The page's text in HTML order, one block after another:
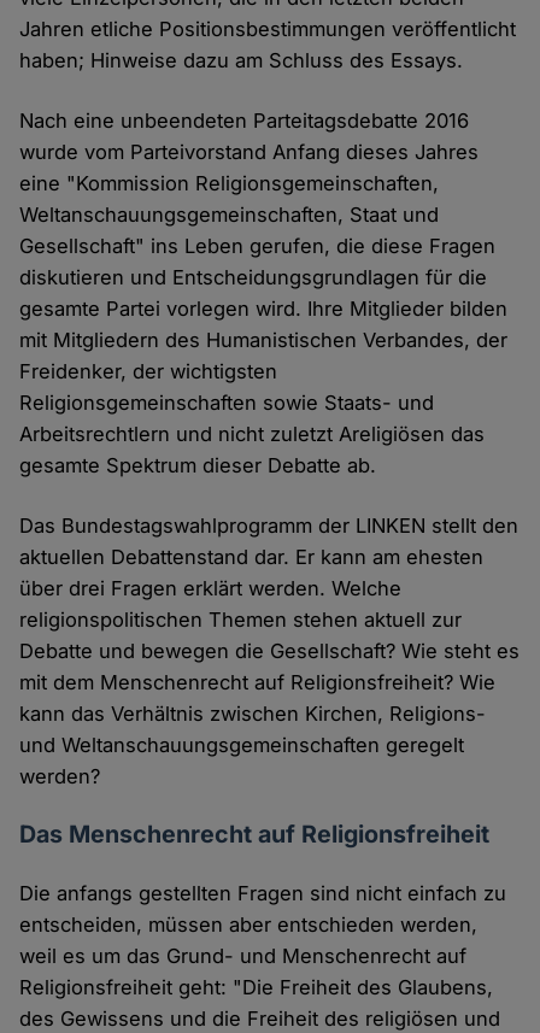
Jahren etliche Positionsbestimmungen veröffentlicht
haben; Hinweise dazu am Schluss des Essays.
Nach eine unbeendeten Parteitagsdebatte 2016
wurde vom Parteivorstand Anfang dieses Jahres
eine "Kommission Religionsgemeinschaften,
Weltanschauungsgemeinschaften, Staat und
Gesellschaft" ins Leben gerufen, die diese Fragen
diskutieren und Entscheidungsgrundlagen für die
gesamte Partei vorlegen wird. Ihre Mitglieder bilden
mit Mitgliedern des Humanistischen Verbandes, der
Freidenker, der wichtigsten
Religionsgemeinschaften sowie Staats- und
Arbeitsrechtlern und nicht zuletzt Areligiösen das
gesamte Spektrum dieser Debatte ab.
Das Bundestagswahlprogramm der LINKEN stellt den
aktuellen Debattenstand dar. Er kann am ehesten
über drei Fragen erklärt werden. Welche
religionspolitischen Themen stehen aktuell zur
Debatte und bewegen die Gesellschaft? Wie steht es
mit dem Menschenrecht auf Religionsfreiheit? Wie
kann das Verhältnis zwischen Kirchen, Religions-
und Weltanschauungsgemeinschaften geregelt
werden?
Das Menschenrecht auf Religionsfreiheit
Die anfangs gestellten Fragen sind nicht einfach zu
entscheiden, müssen aber entschieden werden,
weil es um das Grund- und Menschenrecht auf
Religionsfreiheit geht: "Die Freiheit des Glaubens,
des Gewissens und die Freiheit des religiösen und